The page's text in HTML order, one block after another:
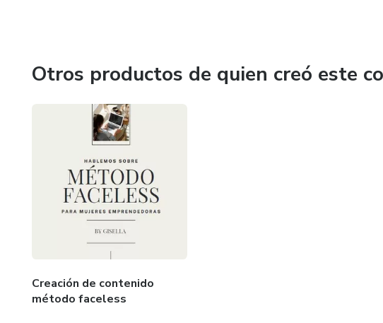
Otros productos de quien creó este
Creación de contenido
método faceless